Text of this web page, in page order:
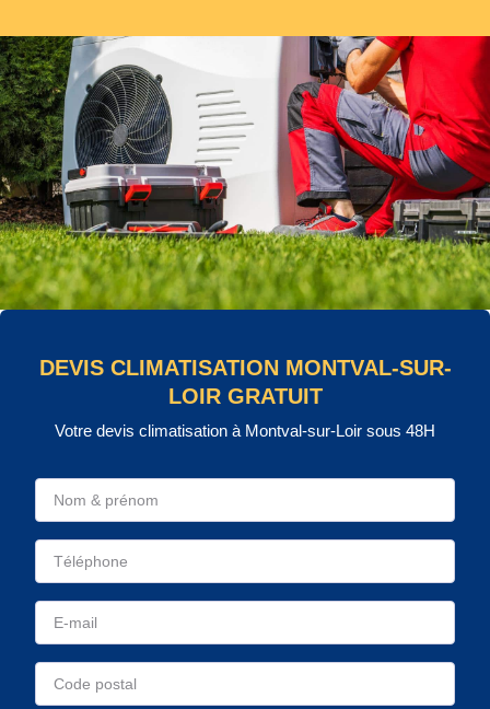
DEVIS CLIMATISATION MONTVAL-SUR-
LOIR GRATUIT
Votre devis climatisation à Montval-sur-Loir sous 48H